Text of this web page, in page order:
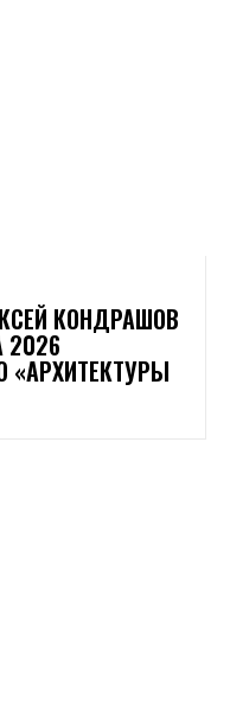
КОНДРАШОВ
2026
«АРХИТЕКТУРЫ